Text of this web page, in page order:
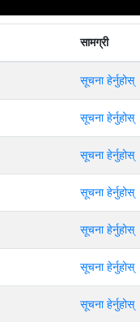
सामग्री
सूचना हेर्नुहोस्
सूचना हेर्नुहोस्
सूचना हेर्नुहोस्
सूचना हेर्नुहोस्
सूचना हेर्नुहोस्
सूचना हेर्नुहोस्
सूचना हेर्नुहोस्